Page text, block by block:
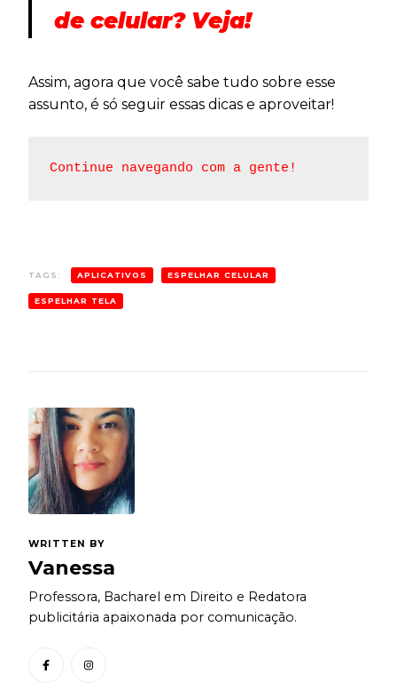
de celular? Veja!
Assim, agora que você sabe tudo sobre esse
assunto, é só seguir essas dicas e aproveitar!
Continue navegando com a gente!
TAGS: APLICATIVOS ESPELHAR CELULAR
ESPELHAR TELA
WRITTEN BY
Vanessa
Professora, Bacharel em Direito e Redatora
publicitária apaixonada por comunicação.